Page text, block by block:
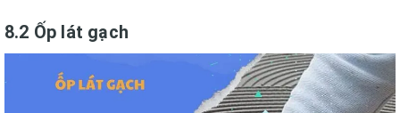
8.2 Ốp lát gạch